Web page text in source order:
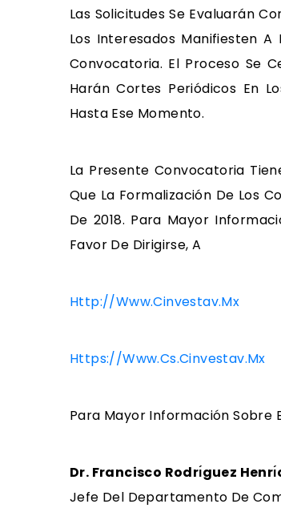
Las Solicitudes Se Evaluarán
Los Interesados Manifiesten
Convocatoria. El Proceso Se
Harán Cortes Periódicos En
Hasta Ese Momento.
La Presente Convocatoria
Que La Formalización De Los
De 2018. Para Mayor
Favor De Dirigirse, A
Http://www.cinvestav.mx
Https://www.cs.cinvestav.mx
Para Mayor Información Sobre
Dr. Francisco Rodrı́guez
Jefe Del Departamento De